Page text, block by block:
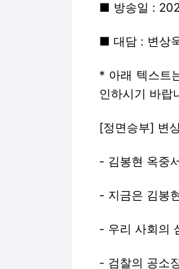
■ 방송일 :
■ 대담 : 변상
* 아래 텍스트
인하시기 바랍
[정면승부] 변
- 김봉현 옥중
- 지금은 김봉
- 우리 사회의
- 검찰의 공소